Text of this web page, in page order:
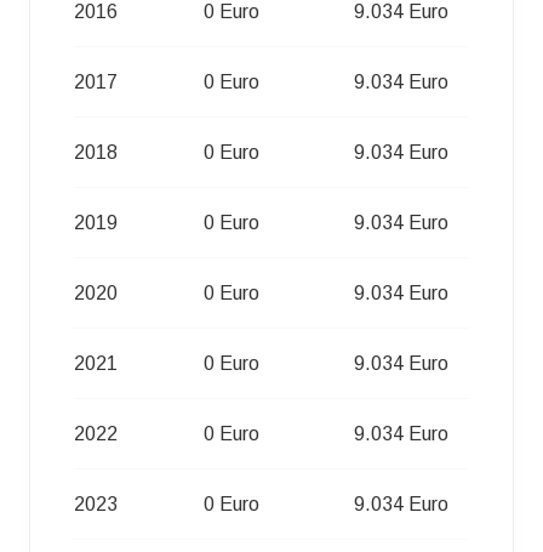
2016 0 Euro 9.034 Euro
2017 0 Euro 9.034 Euro
2018 0 Euro 9.034 Euro
2019 0 Euro 9.034 Euro
2020 0 Euro 9.034 Euro
2021 0 Euro 9.034 Euro
2022 0 Euro 9.034 Euro
2023 0 Euro 9.034 Euro